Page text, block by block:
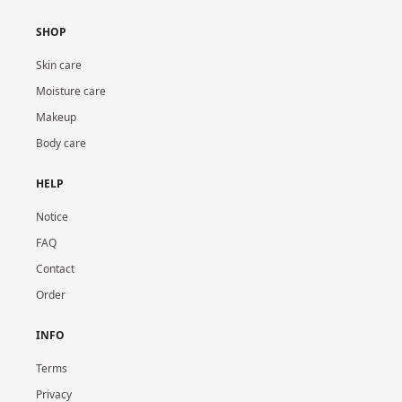
SHOP
Skin care
Moisture care
Makeup
Body care
HELP
Notice
FAQ
Contact
Order
INFO
Terms
Privacy